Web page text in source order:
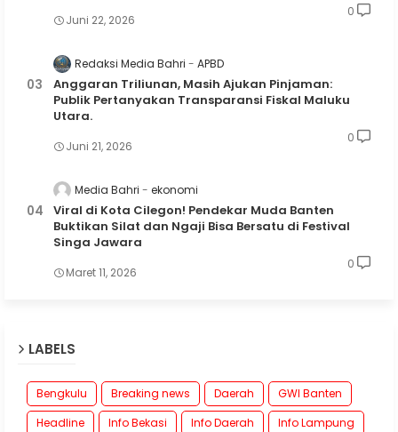
Juni 22, 2026
0
Redaksi Media Bahri APBD
Anggaran Triliunan, Masih Ajukan Pinjaman:
Publik Pertanyakan Transparansi Fiskal Maluku
Utara.
Juni 21, 2026
0
Media Bahri ekonomi
Viral di Kota Cilegon! Pendekar Muda Banten
Buktikan Silat dan Ngaji Bisa Bersatu di Festival
Singa Jawara
Maret 11, 2026
0
LABELS
Bengkulu Breaking news Daerah
GWI Banten
Headline
Info Bekasi Info Daerah
Info Lampung